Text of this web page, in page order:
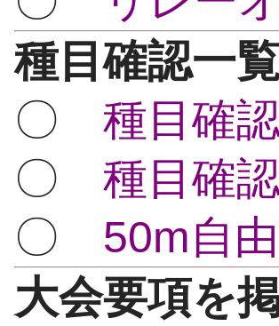
種目確認一
〇 種目確
〇 種目確
〇 50m自
大会要項を